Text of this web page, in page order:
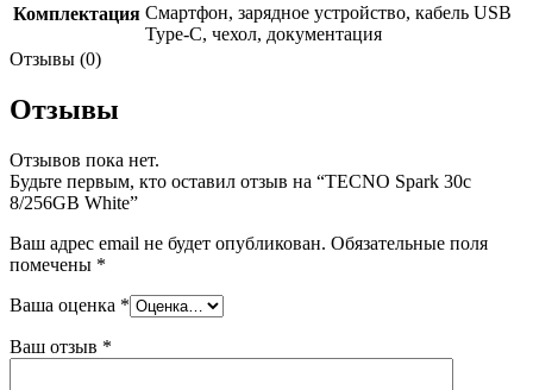
Комплектация Смартфон, зарядное устройство, кабель USB
Type-C, чехол, документация
Отзывы (0)
Отзывы
Отзывов пока нет.
Будьте первым, кто оставил отзыв на “TECNO Spark 30c
8/256GB White”
Ваш адрес email не будет опубликован. Обязательные поля
помечены *
Ваша оценка *
Ваш отзыв *